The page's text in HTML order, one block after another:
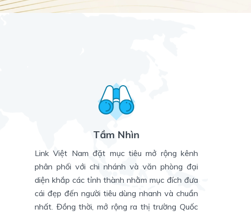
Tầm Nhìn
Link Việt Nam đặt mục tiêu mở rộng kênh
phân phối với chi nhánh và văn phòng đại
diện khắp các tỉnh thành nhằm mục đích đưa
cái đẹp đến người tiêu dùng nhanh và chuẩn
nhất. Đồng thời, mở rộng ra thị trường Quốc